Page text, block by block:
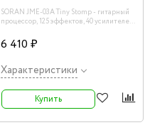
SORAN JME-03A Tiny Stomp - гитарный
процессор, 125 эффектов, 40 усилителей,
6 410 ₽
Характеристики
Купить